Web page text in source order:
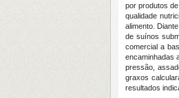
por produtos
qualidade
alimento.
de suínos
comercial a
encaminhadas
pressão,
graxos
resultados